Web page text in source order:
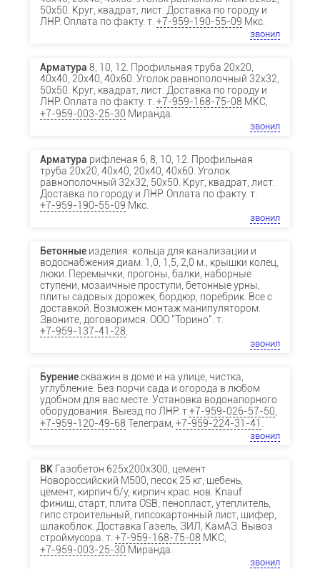
50х50. Круг, квадрат, лист. Доставка по городу и
ЛНР. Оплата по факту. т. +7-959-190-55-09 Мкс.
звонил
Арматура 8, 10, 12. Профильная труба 20х20,
40х40, 20х40, 40х60. Уголок равнополочный 32х32,
50х50. Круг, квадрат, лист. Доставка по городу и
ЛНР. Оплата по факту. т. +7-959-168-75-08 МКС,
+7-959-003-25-30 Миранда.
звонил
Арматура рифленая 6, 8, 10, 12. Профильная
труба 20х20, 40х40, 20х40, 40х60. Уголок
равнополочный 32х32, 50х50. Круг, квадрат, лист.
Доставка по городу и ЛНР. Оплата по факту. т.
+7-959-190-55-09 Мкс.
звонил
Бетонныеизделия: кольца для канализации и
водоснабжения диам. 1,0, 1,5, 2,0 м., крышки колец,
люки. Перемычки, прогоны, балки, наборные
ступени, мозаичные проступи, бетонные урны,
плиты садовых дорожек, бордюр, поребрик. Все с
доставкой. Возможен монтаж манипулятором.
Звоните, договоримся. ООО "Торино". т.
+7-959-137-41-28.
звонил
Бурениескважин в доме и на улице, чистка,
углубление. Без порчи сада и огорода в любом
удобном для вас месте. Установка водонапорного
оборудования. Выезд по ЛНР. т.+7-959-026-57-50,
+7-959-120-49-68 Телеграм, +7-959-224-31-41 .
звонил
ВКГазобетон 625х200х300, цемент
Новороссийский М500, песок 25 кг, щебень,
цемент, кирпич б/у, кирпич крас. нов. Knauf
финиш, старт, плита OSB, пенопласт, утеплитель,
гипс строительный, гипсокартонный лист, шифер,
шлакоблок. Доставка Газель, ЗИЛ, КамАЗ. Вывоз
строймусора. т. +7-959-168-75-08 МКС,
+7-959-003-25-30 Миранда.
звонил